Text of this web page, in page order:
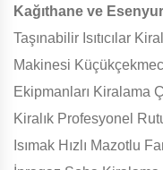
Kağıthane ve
Taşınabilir Isıtıcılar
Makinesi
Ekipmanları Kiralama
Kiralık Profesyonel
Isımak Hızlı Mazotlu